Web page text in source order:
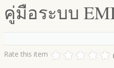
คู่มือระบบ
Rate this item